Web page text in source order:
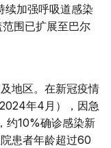
续加强呼吸道感染
围已扩展至巴尔
地区。在新冠疫情
年4月），因急
约10%确诊感染新
患者年龄超过60